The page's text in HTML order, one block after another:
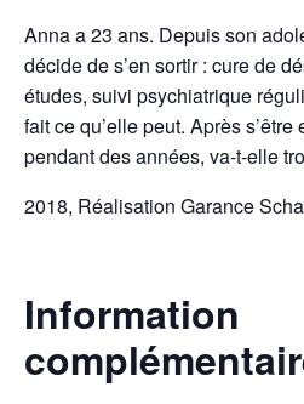
Anna a 23 ans. Depuis son
décide de s’en sortir : cure de
études, suivi psychiatrique
fait ce qu’elle peut. Après
pendant des années, va-t-elle
2018, Réalisation Garance
Information